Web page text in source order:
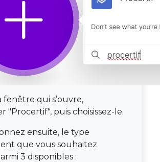
fenêtre qui s’ouvre,
"Procertif", puis choisissez-le.
ensuite, le type
que vous souhaitez
3 disponibles :